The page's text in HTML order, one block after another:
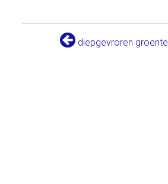
diepgevroren groente